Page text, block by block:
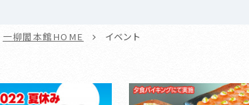
一柳閣本館HOME イベント